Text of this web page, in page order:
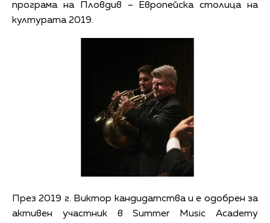
програма на Пловдив – Европейска столица на
културата 2019.
През 2019 г. Виктор кандидатства и е одобрен за
активен участник в Summer Music Academy